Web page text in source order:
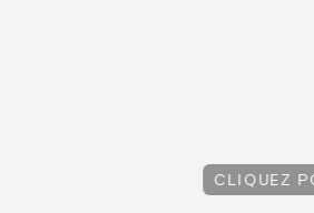
CLIQUEZ